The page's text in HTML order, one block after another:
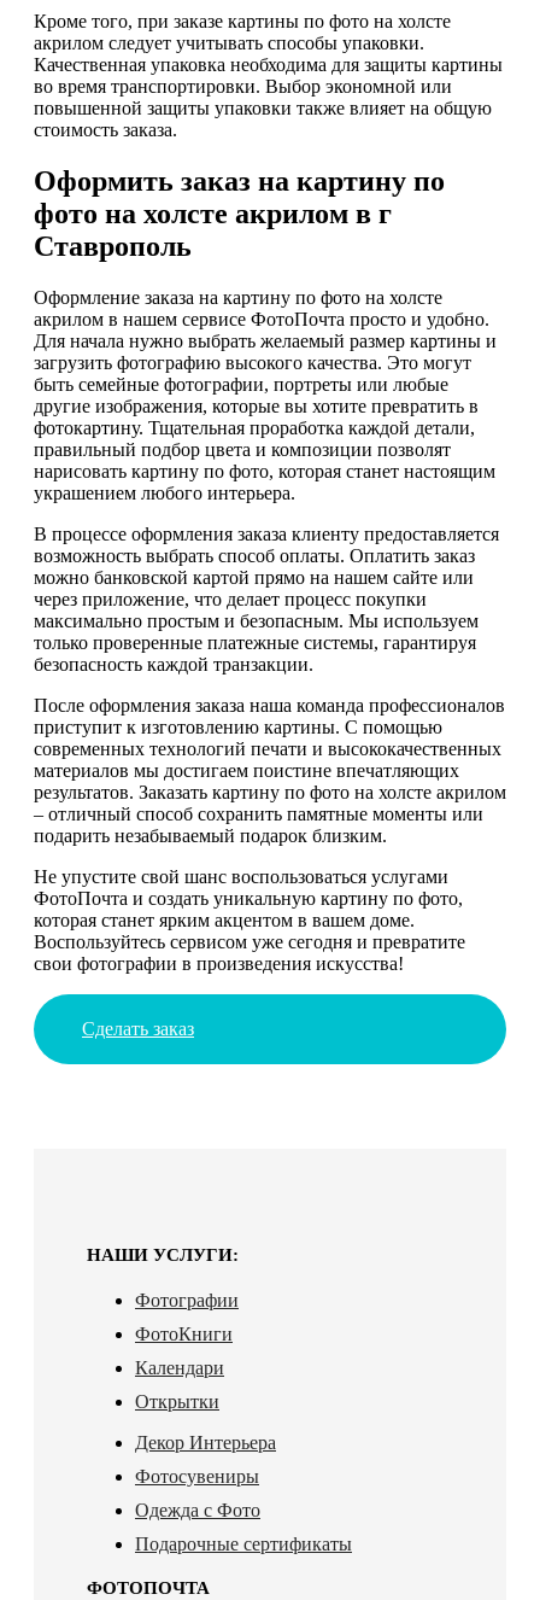
Кроме того, при заказе картины по фото на холсте
акрилом следует учитывать способы упаковки.
Качественная упаковка необходима для защиты картины
во время транспортировки. Выбор экономной или
повышенной защиты упаковки также влияет на общую
стоимость заказа.
Оформить заказ на картину по
фото на холсте акрилом в г
Ставрополь
Оформление заказа на картину по фото на холсте
акрилом в нашем сервисе ФотоПочта просто и удобно.
Для начала нужно выбрать желаемый размер картины и
загрузить фотографию высокого качества. Это могут
быть семейные фотографии, портреты или любые
другие изображения, которые вы хотите превратить в
фотокартину. Тщательная проработка каждой детали,
правильный подбор цвета и композиции позволят
нарисовать картину по фото, которая станет настоящим
украшением любого интерьера.
В процессе оформления заказа клиенту предоставляется
возможность выбрать способ оплаты. Оплатить заказ
можно банковской картой прямо на нашем сайте или
через приложение, что делает процесс покупки
максимально простым и безопасным. Мы используем
только проверенные платежные системы, гарантируя
безопасность каждой транзакции.
После оформления заказа наша команда профессионалов
приступит к изготовлению картины. С помощью
современных технологий печати и высококачественных
материалов мы достигаем поистине впечатляющих
результатов. Заказать картину по фото на холсте акрилом
– отличный способ сохранить памятные моменты или
подарить незабываемый подарок близким.
Не упустите свой шанс воспользоваться услугами
ФотоПочта и создать уникальную картину по фото,
которая станет ярким акцентом в вашем доме.
Воспользуйтесь сервисом уже сегодня и превратите
свои фотографии в произведения искусства!
Сделать заказ
НАШИ УСЛУГИ:
Фотографии
ФотоКниги
Календари
Открытки
Декор Интерьера
Фотосувениры
Одежда с Фото
Подарочные сертификаты
ФОТОПОЧТА